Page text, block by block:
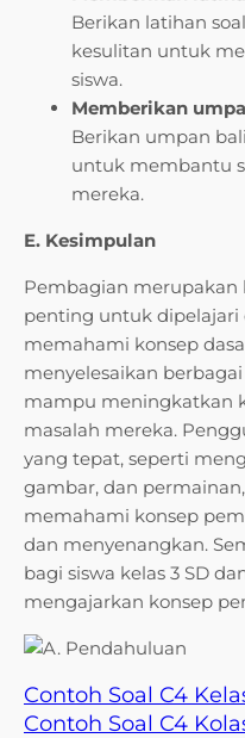
Berikan latihan
kesulitan untuk
siswa.
Memberikan
Berikan umpan
untuk membantu
mereka.
E. Kesimpulan
Pembagian
penting untuk dipelajari
memahami konsep
menyelesaikan
mampu meningkatkan
masalah mereka.
yang tepat, seperti
gambar, dan
memahami konsep
dan menyenangkan.
bagi siswa kelas 3 SD
mengajarkan konsep
Contoh Soal C4
Contoh Soal C4